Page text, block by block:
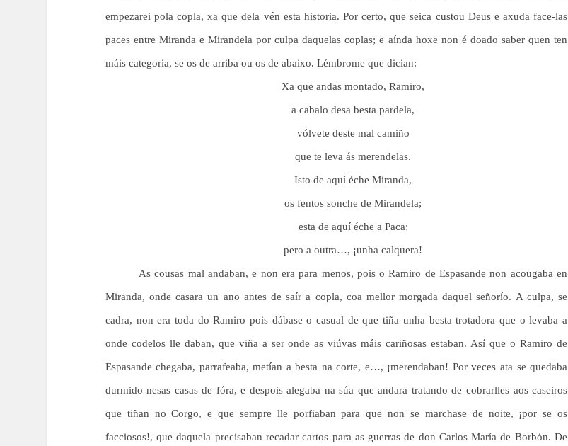
empezarei pola copla, xa que dela vén esta historia. Por certo, que seica custou Deus e axuda face-las
paces entre Miranda e Mirandela por culpa daquelas coplas; e aínda hoxe non é doado saber quen ten
máis categoría, se os de arriba ou os de abaixo. Lémbrome que dicían:
Xa que andas montado, Ramiro,
a cabalo desa besta pardela,
vólvete deste mal camiño
que te leva ás merendelas.
Isto de aquí éche Miranda,
os fentos sonche de Mirandela;
esta de aquí éche a Paca;
pero a outra…, ¡unha calquera!
As cousas mal andaban, e non era para menos, pois o Ramiro de Espasande non acougaba en
Miranda, onde casara un ano antes de saír a copla, coa mellor morgada daquel señorío. A culpa, se
cadra, non era toda do Ramiro pois dábase o casual de que tiña unha besta trotadora que o levaba a
onde codelos lle daban, que viña a ser onde as viúvas máis cariñosas estaban. Así que o Ramiro de
Espasande chegaba, parrafeaba, metían a besta na corte, e…, ¡merendaban! Por veces ata se quedaba
durmido nesas casas de fóra, e despois alegaba na súa que andara tratando de cobrarlles aos caseiros
que tiñan no Corgo, e que sempre lle porfiaban para que non se marchase de noite, ¡por se os
facciosos!, que daquela precisaban recadar cartos para as guerras de don Carlos María de Borbón. De